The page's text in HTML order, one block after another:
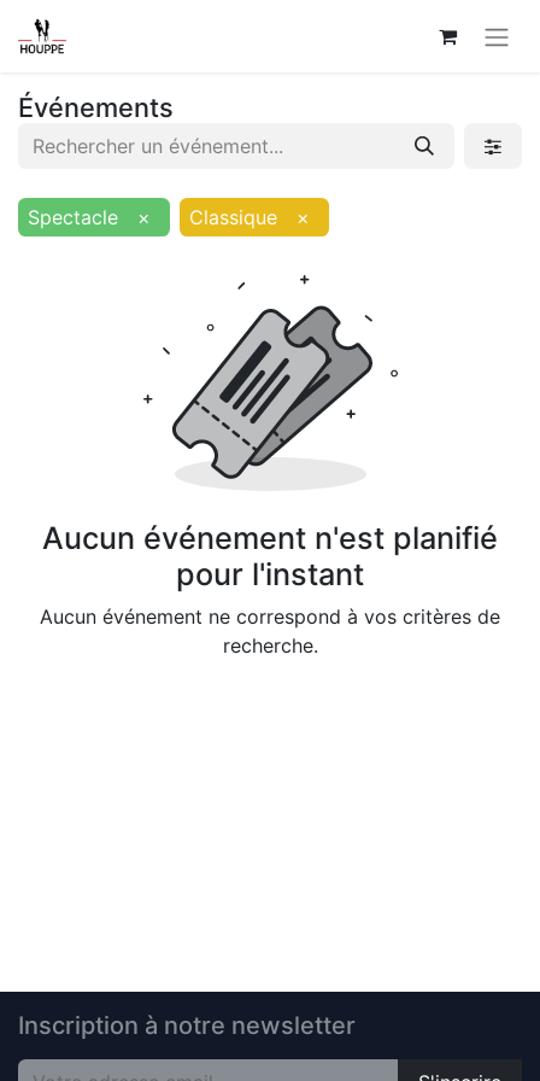
Événements
Spectacle × Classique ×
Aucun événement n'est planifié
pour l'instant
Aucun événement ne correspond à vos critères de
recherche.
Inscription à notre newsletter